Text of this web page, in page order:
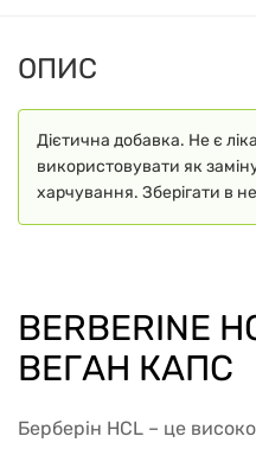
ОПИС
Дієтична добавка. Не є
використовувати як
харчування. Зберігати в
BERBERINE
ВЕГАН КАПС
Берберін HCL – це